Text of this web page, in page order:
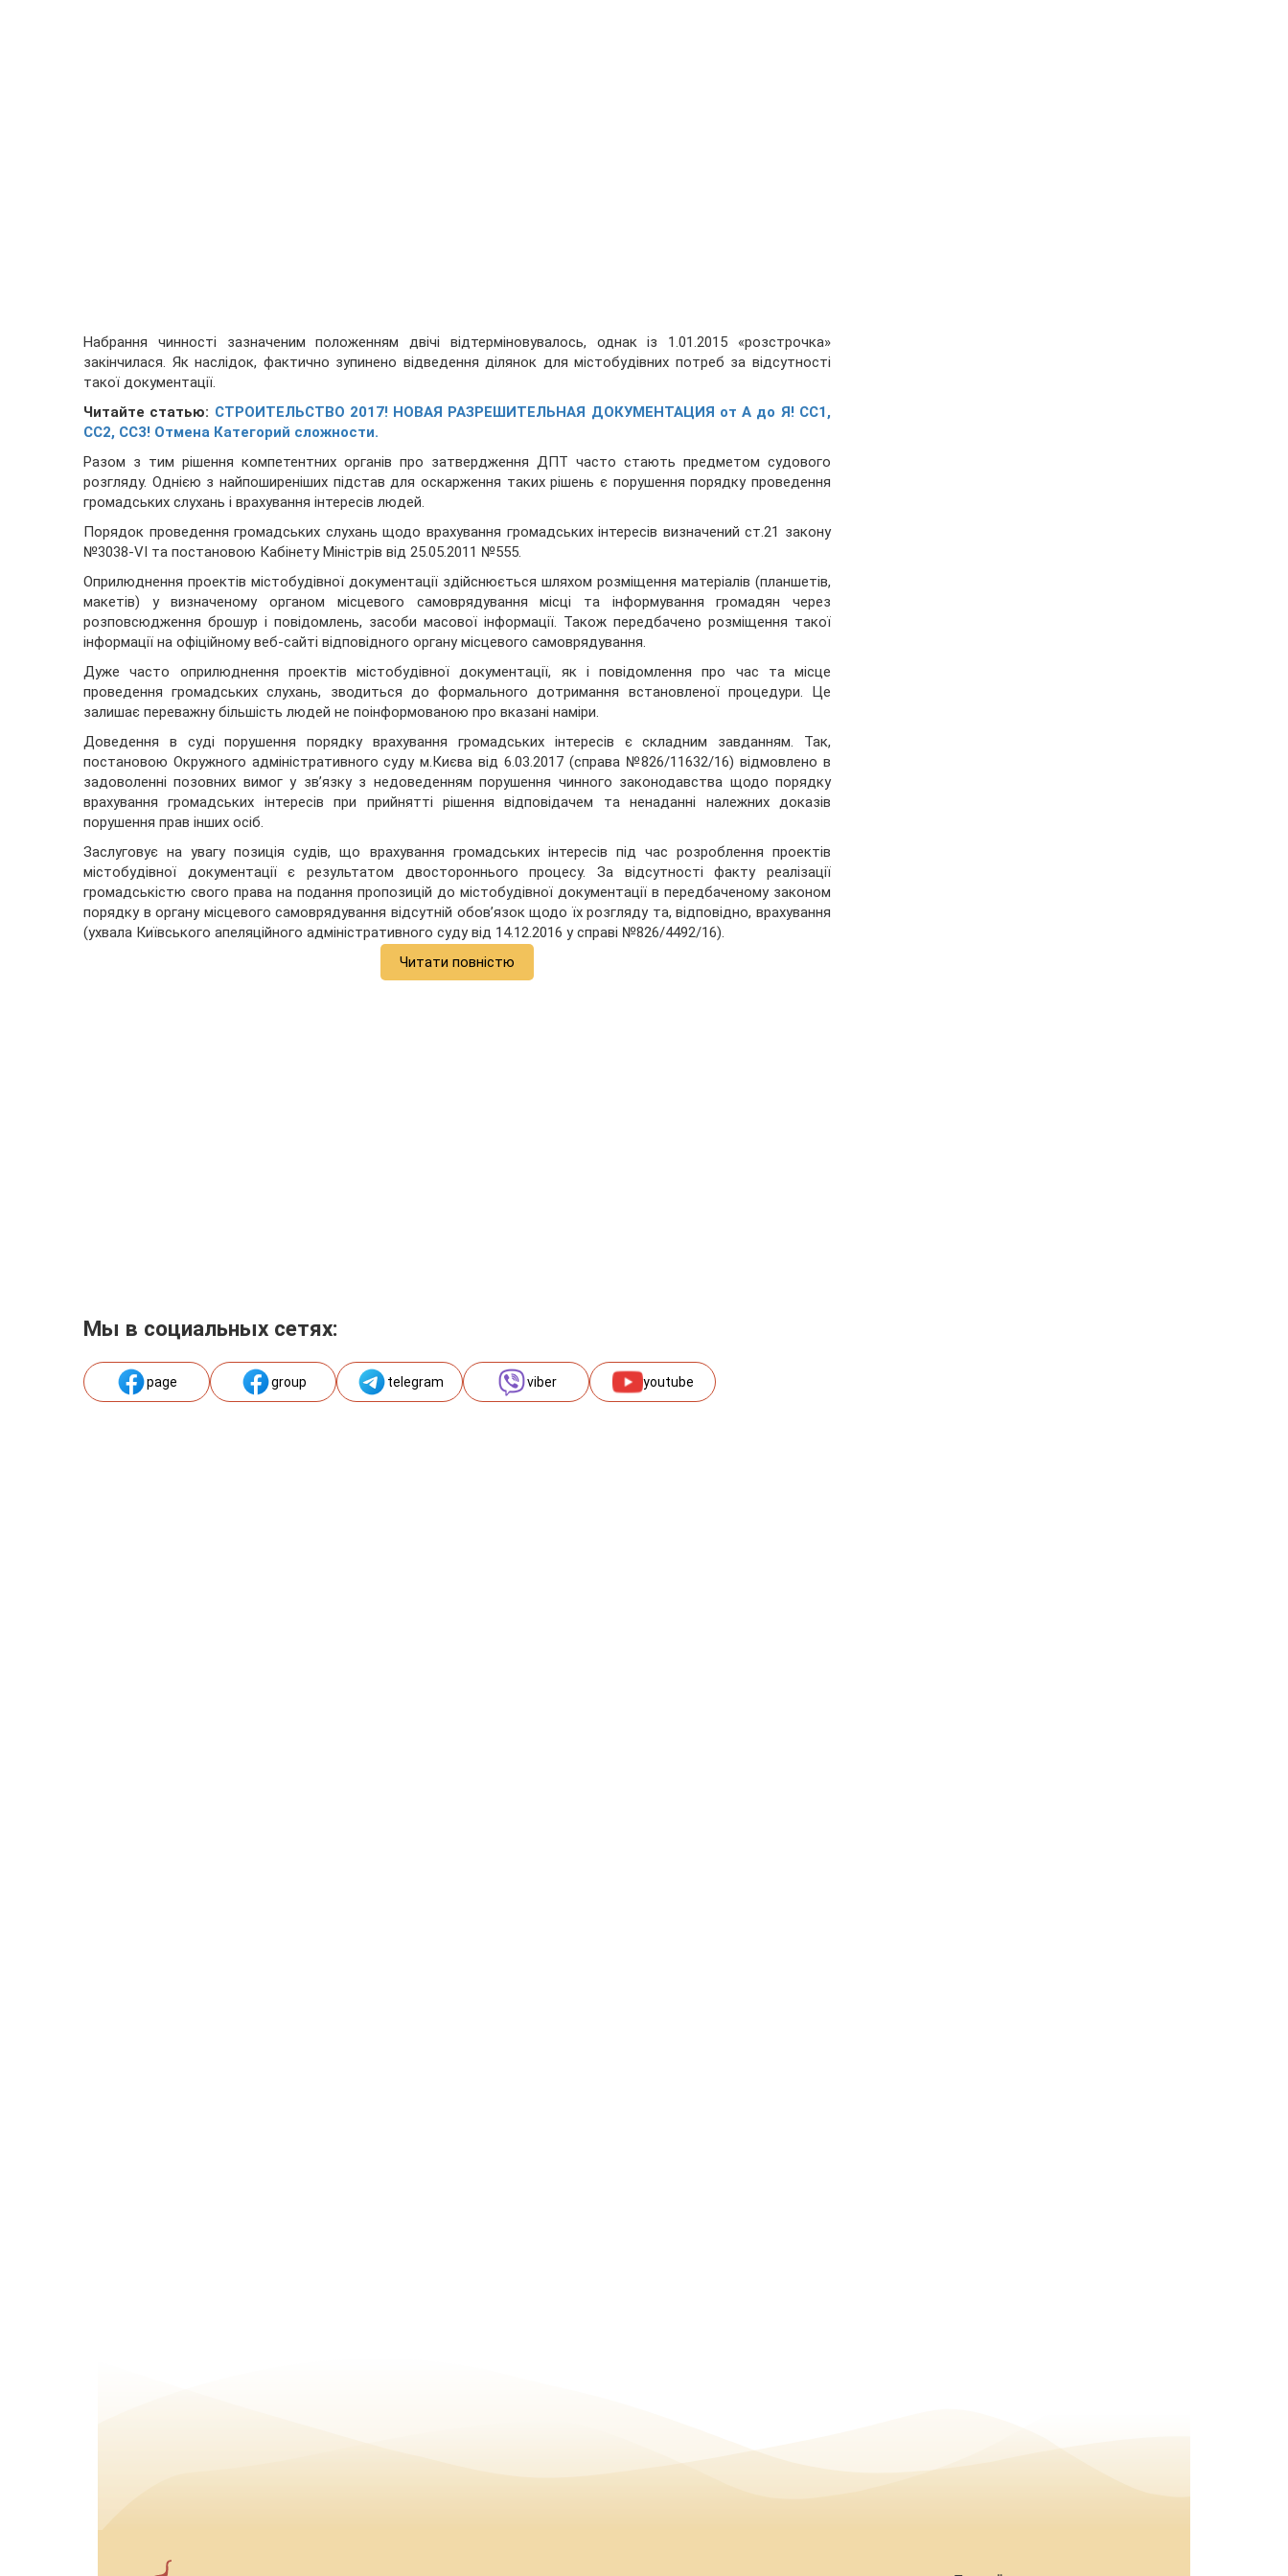
Набрання чинності зазначеним положенням двічі відтерміновувалось, однак із 1.01.2015 «розстрочка»
закінчилася. Як наслідок, фактично зупинено відведення ділянок для містобудівних потреб за відсутності
такої документації.
Читайте статью: СТРОИТЕЛЬСТВО 2017! НОВАЯ РАЗРЕШИТЕЛЬНАЯ ДОКУМЕНТАЦИЯ от А до Я! СС1,
СС2, СС3! Отмена Категорий сложности.
Разом з тим рішення компетентних органів про затвердження ДПТ часто стають предметом судового
розгляду. Однією з найпоширеніших підстав для оскарження таких рішень є порушення порядку проведення
громадських слухань і врахування інтересів людей.
Порядок проведення громадських слухань щодо врахування громадських інтересів визначений ст.21 закону
№3038-VI та постановою Кабінету Міністрів від 25.05.2011 №555.
Оприлюднення проектів містобудівної документації здійснюється шляхом розміщення матеріалів (планшетів,
макетів) у визначеному органом місцевого самоврядування місці та інформування громадян через
розповсюдження брошур і повідомлень, засоби масової інформації. Також передбачено розміщення такої
інформації на офіційному веб-сайті відповідного органу місцевого самоврядування.
Дуже часто оприлюднення проектів містобудівної документації, як і повідомлення про час та місце
проведення громадських слухань, зводиться до формального дотримання встановленої процедури. Це
залишає переважну більшість людей не поінформованою про вказані наміри.
Доведення в суді порушення порядку врахування громадських інтересів є складним завданням. Так,
постановою Окружного адміністративного суду м.Києва від 6.03.2017 (справа №826/11632/16) відмовлено в
задоволенні позовних вимог у зв’язку з недоведенням порушення чинного законодавства щодо порядку
врахування громадських інтересів при прийнятті рішення відповідачем та ненаданні належних доказів
порушення прав інших осіб.
Заслуговує на увагу позиція судів, що врахування громадських інтересів під час розроблення проектів
містобудівної документації є результатом двостороннього процесу. За відсутності факту реалізації
громадськістю свого права на подання пропозицій до містобудівної документації в передбаченому законом
порядку в органу місцевого самоврядування відсутній обов’язок щодо їх розгляду та, відповідно, врахування
(ухвала Київського апеляційного адміністративного суду від 14.12.2016 у справі №826/4492/16).
Читати повністю
Мы в социальных сетях:
page group telegram viber youtube